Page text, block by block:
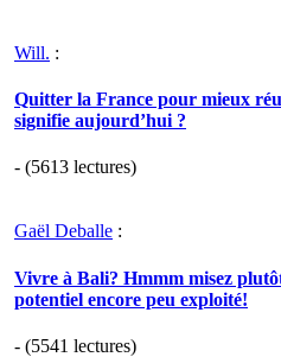
Will. :
Quitter la France pour mieux
signifie aujourd’hui ?
- (5613 lectures)
Gaël Deballe :
Vivre à Bali? Hmmm misez
potentiel encore peu exploité!
- (5541 lectures)